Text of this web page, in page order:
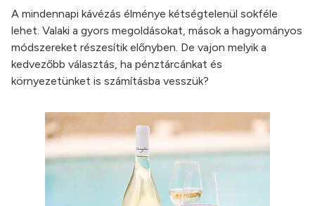
A mindennapi kávézás élménye kétségtelenül sokféle
lehet. Valaki a gyors megoldásokat, mások a hagyományos
módszereket részesítik előnyben. De vajon melyik a
kedvezőbb választás, ha pénztárcánkat és
környezetünket is számításba vesszük?